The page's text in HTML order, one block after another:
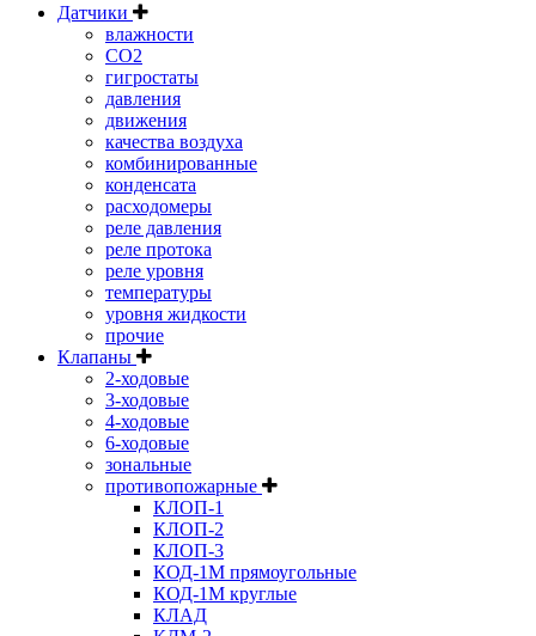
Датчики
влажности
CO2
гигростаты
давления
движения
качества воздуха
комбинированные
конденсата
расходомеры
реле давления
реле протока
реле уровня
температуры
уровня жидкости
прочие
Клапаны
2-ходовые
3-ходовые
4-ходовые
6-ходовые
зональные
противопожарные
КЛОП-1
КЛОП-2
КЛОП-3
КОД-1М прямоугольные
КОД-1М круглые
КЛАД